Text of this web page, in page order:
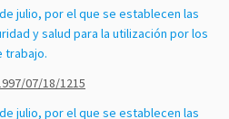
julio, por el que se establecen las
y salud para la utilización por los
trabajo.
07/18/1215
julio, por el que se establecen las